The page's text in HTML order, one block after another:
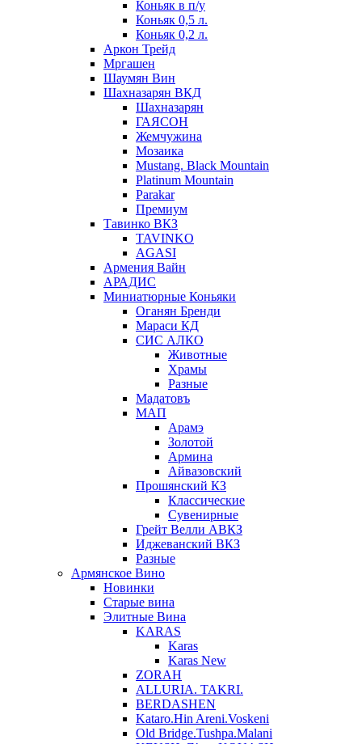
Коньяк в п/у
Коньяк 0,5 л.
Коньяк 0,2 л.
Аркон Трейд
Мргашен
Шаумян Вин
Шахназарян ВКД
Шахназарян
ГАЯСОН
Жемчужина
Мозаика
Mustang. Black Mountain
Platinum Mountain
Parakar
Премиум
Тавинко ВКЗ
TAVINKO
AGASI
Армения Вайн
АРАДИС
Миниатюрные Коньяки
Оганян Бренди
Мараси КД
СИС АЛКО
Животные
Храмы
Разные
Мадатовъ
МАП
Арамэ
Золотой
Армина
Айвазовский
Прошянский КЗ
Классические
Сувенирные
Грейт Велли АВКЗ
Иджеванский ВКЗ
Разные
Армянское Вино
Новинки
Старые вина
Элитные Вина
KARAS
Karas
Karas New
ZORAH
ALLURIA. TAKRI.
BERDASHEN
Kataro.Hin Areni.Voskeni
Old Bridge.Tushpa.Malani